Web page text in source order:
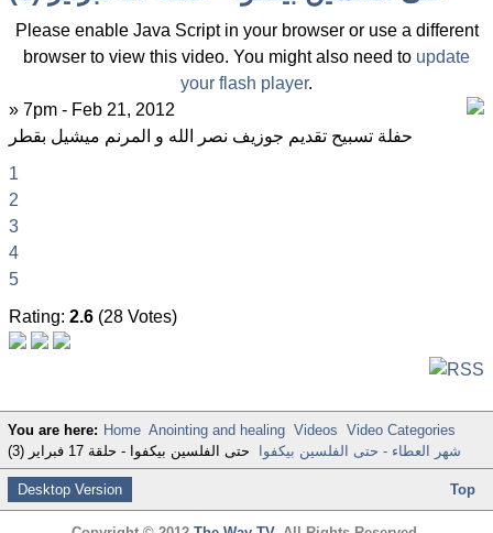
Please enable Java Script in your browser or use a different
browser to view this video. You might also need to update
your flash player.
» 7pm - Feb 21, 2012
حفلة تسبيح تقديم جوزيف نصر الله و المرنم ميشيل بقطر
1
2
3
4
5
Rating: 2.6 (28 Votes)
You are here: Home Anointing and healing Videos Video Categories
شهر العطاء - حتى الفلسين بيكفوا
حتى الفلسين بيكفوا - حلقة 17 فبراير (3)
Desktop Version Top